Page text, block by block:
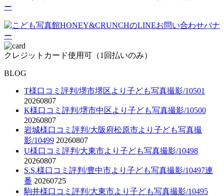
クレジットカード使用可（1回払いのみ）
BLOG
T様口コミ評判/堺市堺区より子ども写真撮影/10501
20260807
K様口コミ評判/堺市中区より子ども写真撮影/10500
20260807
岩城様口コミ評判/大阪府松原市より子ども写真撮
影/10499 20260807
U様口コミ評判/大東市より子ども写真撮影/10498
20260807
S.S.様口コミ評判/豊中市より子ども写真撮影/10497連
番 20260725
駒井様口コミ評判/大東市より子ども写真撮影/10495